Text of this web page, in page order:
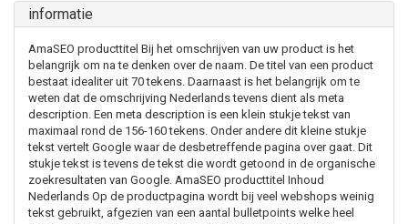
informatie
AmaSEO producttitel Bij het omschrijven van uw product is het
belangrijk om na te denken over de naam. De titel van een product
bestaat idealiter uit 70 tekens. Daarnaast is het belangrijk om te
weten dat de omschrijving Nederlands tevens dient als meta
description. Een meta description is een klein stukje tekst van
maximaal rond de 156-160 tekens. Onder andere dit kleine stukje
tekst vertelt Google waar de desbetreffende pagina over gaat. Dit
stukje tekst is tevens de tekst die wordt getoond in de organische
zoekresultaten van Google. AmaSEO producttitel Inhoud
Nederlands Op de productpagina wordt bij veel webshops weinig
tekst gebruikt, afgezien van een aantal bulletpoints welke heel